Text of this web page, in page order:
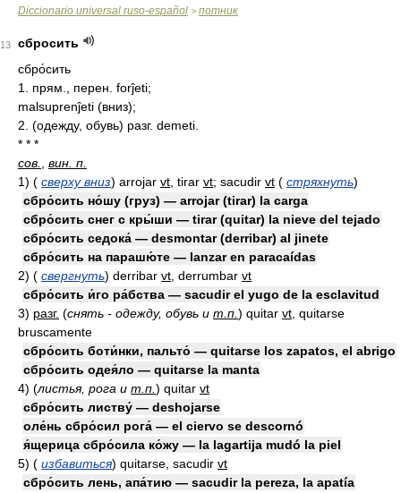
Diccionario universal ruso-español > потник
13
сбросить
сбро́сить
1. прям., перен. forĵeti;
malsuprenĵeti (вниз);
2. (одежду, обувь) разг. demeti.
* * *
сов.
вин. п.
1) ( сверху вниз) arrojar vt , tirar vt; sacudir vt ( стряхнуть)
сбро́сить но́шу (груз) — arrojar (tirar) la carga
сбро́сить снег с кры́ши — tirar (quitar) la nieve del tejado
сбро́сить седока́ — desmontar (derribar) al jinete
сбро́сить на парашю́те — lanzar en paracaídas
2) ( свергнуть) derribar vt , derrumbar vt
сбро́сить и́го ра́бства — sacudir el yugo de la esclavitud
3) разг. (снять - одежду, обувь и т.п. ) quitar vt , quitarse
bruscamente
сбро́сить боти́нки, пальто́ — quitarse los zapatos, el abrigo
сбро́сить одея́ло — quitarse la manta
4) (листья, рога и т.п. ) quitar vt
сбро́сить листву́ — deshojarse
оле́нь сбро́сил рога́ — el ciervo se descornó
я́щерица сбро́сила ко́жу — la lagartija mudó la piel
5) ( избавиться) quitarse, sacudir vt
сбро́сить лень, апа́тию — sacudir la pereza, la apatía